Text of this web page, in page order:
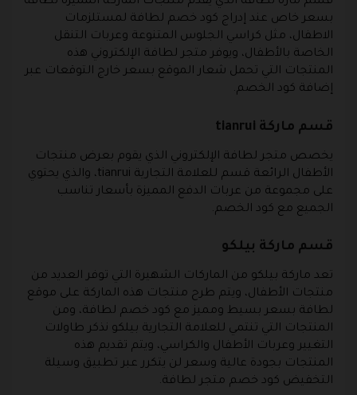
بسعر خاص عند إدراج كود خصم لطافة لمستلزمات
الاطفال، مثل كراسي الجلوس المتنوعة وعربات التنقل
الخاصة بالأطفال، ويوفر متجر لطافة الإلكتروني هذه
المنتجات التي تحمل شعار الموقع بسعر خارج التوقعات عبر
إضافة كود الخصم.
قسم ماركة tianrui
يخصص متجر لطافة الإلكتروني الذي يقوم بعرض منتجات
الأطفال الرائعة قسم للعلامة التجارية tianrui، والذي يحتوي
على مجموعة من عربات الدفع المميزة بأسعار تناسب
الجميع مع كود الخصم.
قسم ماركة بيلكو
تعد ماركة بيلكو من الماركات الشهيرة التي توفر العديد من
منتجات الأطفال، ويتم طرح منتجات هذه الماركة على موقع
لطافة بسعر بسيط ومميز مع كود خصم لطافة، ومن
المنتجات التي تنتمي للعلامة التجارية بيلكو نذكر طاولات
التغيير وعربات الأطفال والكراسي، ويتم تقديم هذه
المنتجات بجودة عالية وسعر لن يتكرر عبر تطبيق وسيلة
التخفيض كود خصم متجر لطافة.